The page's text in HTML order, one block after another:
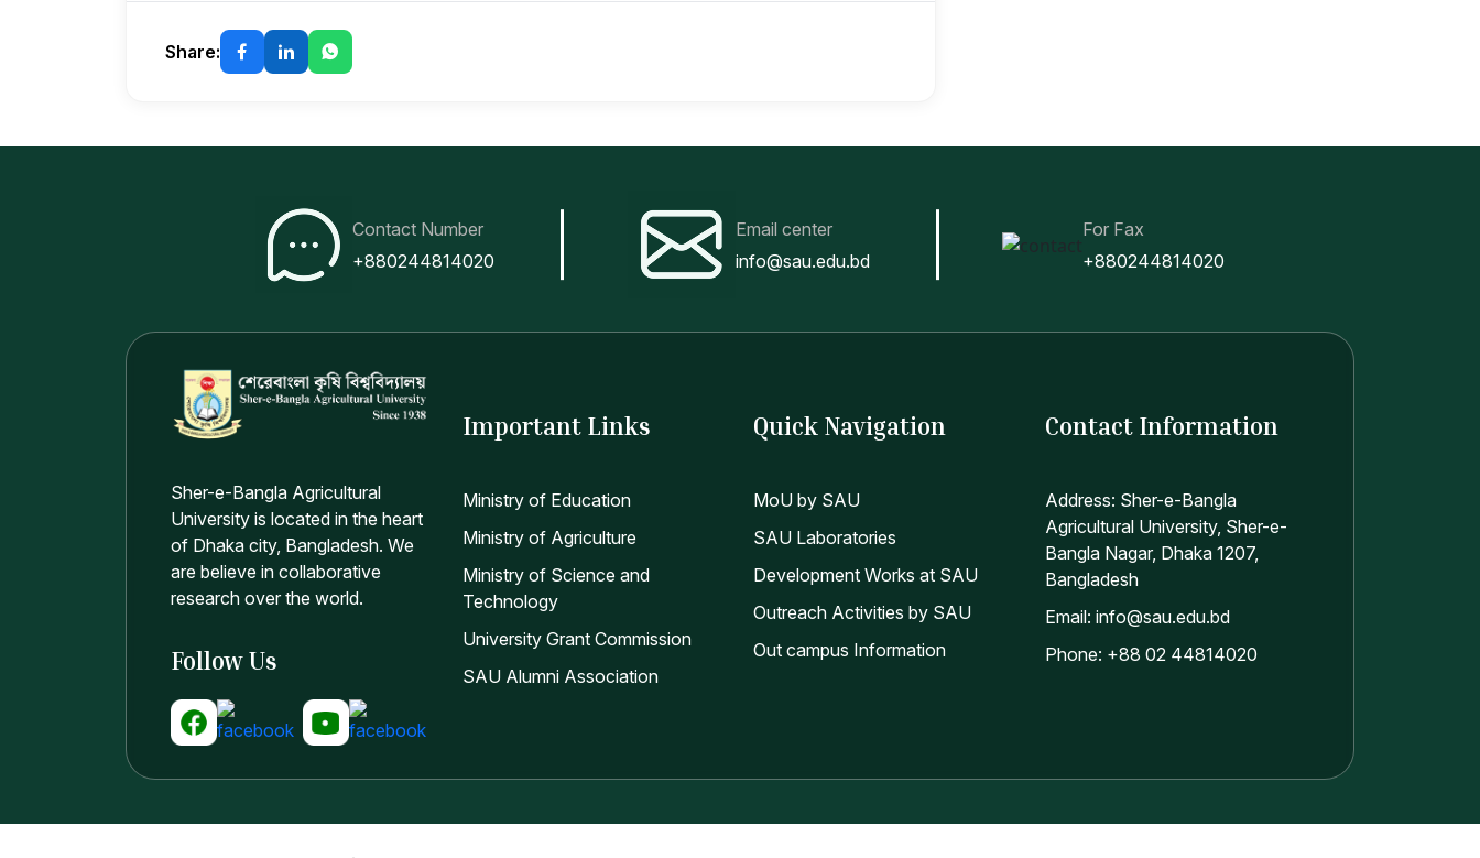
Share:
Contact Number
+880244814020
Email center
info@sau.edu.bd
For Fax
+880244814020
Sher-e-Bangla Agricultural
University is located in the heart
of Dhaka city, Bangladesh. We
are believe in collaborative
research over the world.
Follow Us
Important Links
Ministry of Education
Ministry of Agriculture
Ministry of Science and
Technology
University Grant Commission
SAU Alumni Association
Quick Navigation
MoU by SAU
SAU Laboratories
Development Works at SAU
Outreach Activities by SAU
Out campus Information
Contact Information
Address: Sher-e-Bangla
Agricultural University, Sher-e-
Bangla Nagar, Dhaka 1207,
Bangladesh
Email: info@sau.edu.bd
Phone: +88 02 44814020